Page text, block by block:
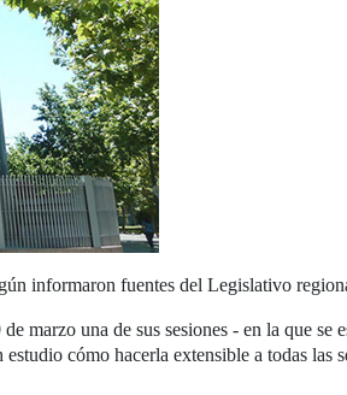
informaron fuentes del Legislativo
marzo una de sus sesiones - en la que se
cómo hacerla extensible a todas las